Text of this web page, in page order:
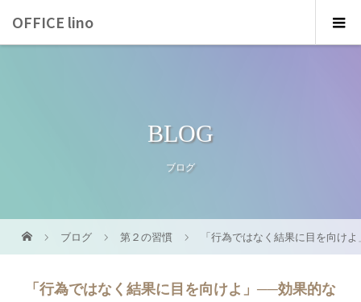
OFFICE lino
BLOG
ブログ
ブログ 第２の習慣 「行為ではなく結果に目を向け
「行為ではなく結果に目を向けよ」──効果的な